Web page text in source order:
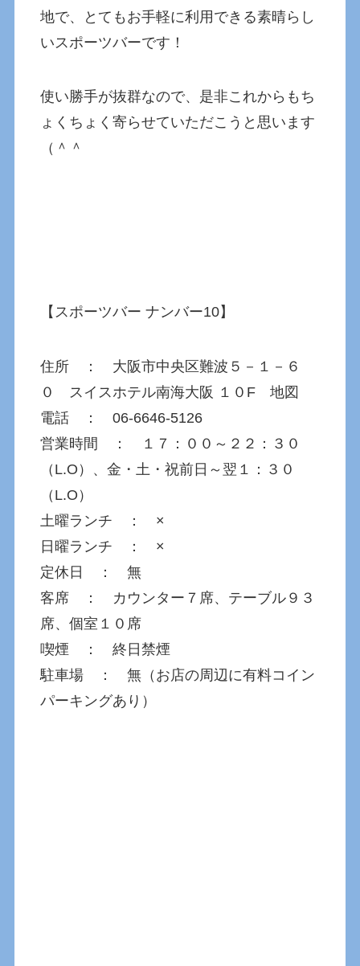
地で、とてもお手軽に利用できる素晴らし
いスポーツバーです！
使い勝手が抜群なので、是非これからもち
ょくちょく寄らせていただこうと思います
（＾＾
【スポーツバー ナンバー10】
住所 ： 大阪市中央区難波５－１－６
０ スイスホテル南海大阪 １０F 地図
電話 ： 06-6646-5126
営業時間 ： １７：００～２２：３０
（L.O）、金・土・祝前日～翌１：３０
（L.O）
土曜ランチ ： ×
日曜ランチ ： ×
定休日 ： 無
客席 ： カウンター７席、テーブル９３
席、個室１０席
喫煙 ： 終日禁煙
駐車場 ： 無（お店の周辺に有料コイン
パーキングあり）